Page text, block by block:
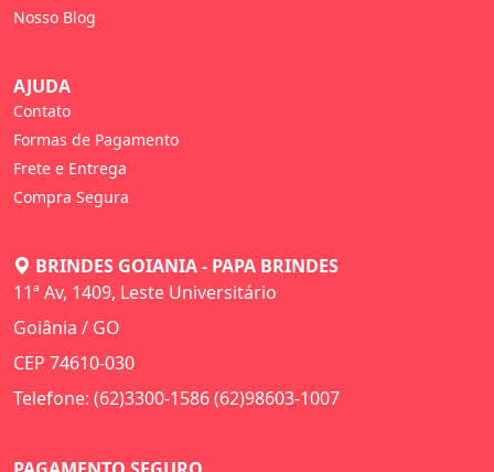
Nosso Blog
AJUDA
Contato
Formas de Pagamento
Frete e Entrega
Compra Segura
BRINDES GOIANIA - PAPA BRINDES
11ª Av, 1409, Leste Universitário
Goiânia / GO
CEP 74610-030
Telefone: (62)3300-1586 (62)98603-1007